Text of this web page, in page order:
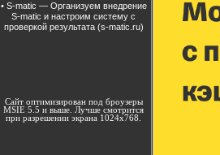
• S-matic — Организуем внедрение
S-matic и настроим систему с
проверкой результата (s-matic.ru)
Сайт оптимизирован под броузеры
MSIE 5.5 и выше. Лучше смотрится
при разрешении экрана 1024х768.